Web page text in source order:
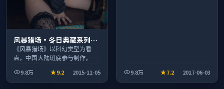
风暴猎场·冬日典藏系列温
情叙事引人入胜
《风暴猎场》以科幻类型为看
点，中国大陆班底参与制作，叙
段观看。
9.8万 9.2 2015-11-05 9.8万 7.2 2017-06-03